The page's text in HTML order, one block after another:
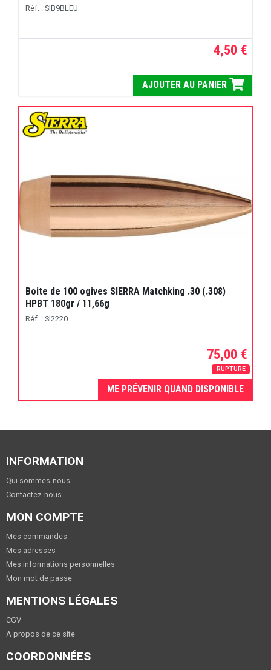
Réf. : SIB9BLEU
4,50 €
AJOUTER AU PANIER
Boite de 100 ogives SIERRA Matchking .30 (.308)
HPBT 180gr / 11,66g
Réf. : SI2220
75,00 €
RUPTURE
ME PRÉVENIR QUAND DISPONIBLE
INFORMATION
Qui sommes-nous
Contactez-nous
MON COMPTE
Mes commandes
Mes adresses
Mes informations personnelles
Mon mot de passe
MENTIONS LÉGALES
CGV
A propos de ce site
COORDONNÉES